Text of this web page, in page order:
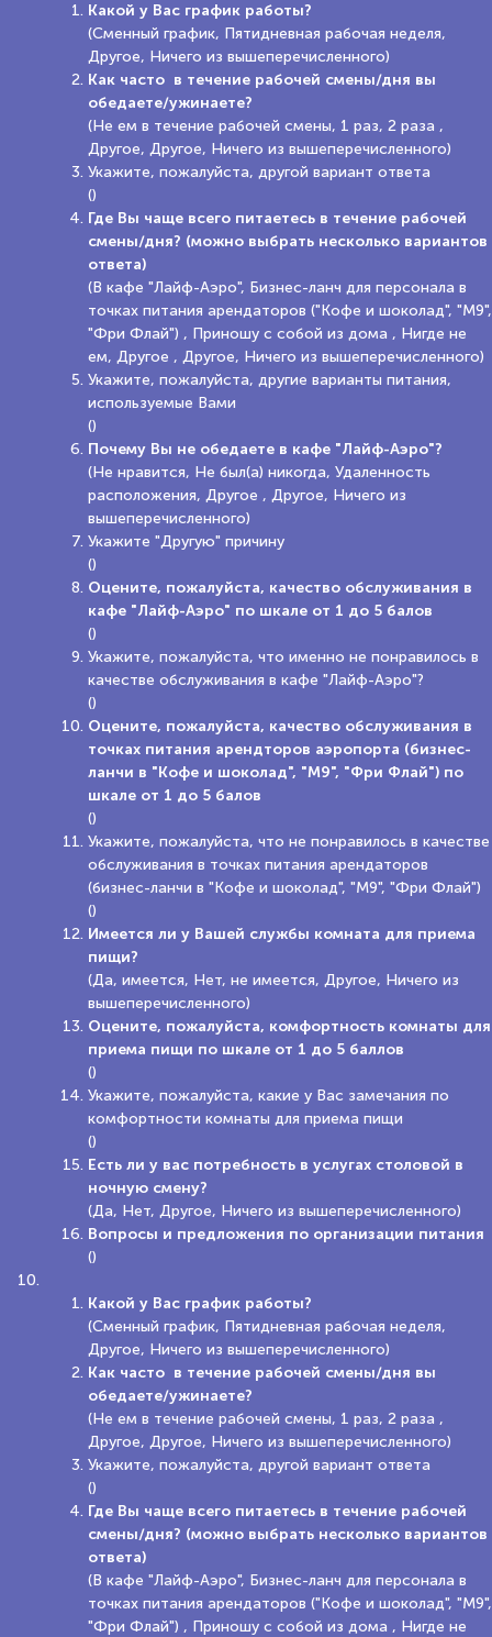
Какой у Вас график работы?
(Сменный график, Пятидневная рабочая неделя,
Другое, Ничего из вышеперечисленного)
Как часто в течение рабочей смены/дня вы
обедаете/ужинаете?
(Не ем в течение рабочей смены, 1 раз, 2 раза ,
Другое, Другое, Ничего из вышеперечисленного)
Укажите, пожалуйста, другой вариант ответа
()
Где Вы чаще всего питаетесь в течение рабочей
смены/дня? (можно выбрать несколько вариантов
ответа)
(В кафе "Лайф-Аэро", Бизнес-ланч для персонала в
точках питания арендаторов ("Кофе и шоколад", "М9",
"Фри Флай") , Приношу с собой из дома , Нигде не
ем, Другое , Другое, Ничего из вышеперечисленного)
Укажите, пожалуйста, другие варианты питания,
используемые Вами
()
Почему Вы не обедаете в кафе "Лайф-Аэро"?
(Не нравится, Не был(а) никогда, Удаленность
расположения, Другое , Другое, Ничего из
вышеперечисленного)
Укажите "Другую" причину
()
Оцените, пожалуйста, качество обслуживания в
кафе "Лайф-Аэро" по шкале от 1 до 5 балов
()
Укажите, пожалуйста, что именно не понравилось в
качестве обслуживания в кафе "Лайф-Аэро"?
()
Оцените, пожалуйста, качество обслуживания в
точках питания арендторов аэропорта (бизнес-
ланчи в "Кофе и шоколад", "М9", "Фри Флай") по
шкале от 1 до 5 балов
()
Укажите, пожалуйста, что не понравилось в качестве
обслуживания в точках питания арендаторов
(бизнес-ланчи в "Кофе и шоколад", "М9", "Фри Флай")
()
Имеется ли у Вашей службы комната для приема
пищи?
(Да, имеется, Нет, не имеется, Другое, Ничего из
вышеперечисленного)
Оцените, пожалуйста, комфортность комнаты для
приема пищи по шкале от 1 до 5 баллов
()
Укажите, пожалуйста, какие у Вас замечания по
комфортности комнаты для приема пищи
()
Есть ли у вас потребность в услугах столовой в
ночную смену?
(Да, Нет, Другое, Ничего из вышеперечисленного)
Вопросы и предложения по организации питания
()
Какой у Вас график работы?
(Сменный график, Пятидневная рабочая неделя,
Другое, Ничего из вышеперечисленного)
Как часто в течение рабочей смены/дня вы
обедаете/ужинаете?
(Не ем в течение рабочей смены, 1 раз, 2 раза ,
Другое, Другое, Ничего из вышеперечисленного)
Укажите, пожалуйста, другой вариант ответа
()
Где Вы чаще всего питаетесь в течение рабочей
смены/дня? (можно выбрать несколько вариантов
ответа)
(В кафе "Лайф-Аэро", Бизнес-ланч для персонала в
точках питания арендаторов ("Кофе и шоколад", "М9",
"Фри Флай") , Приношу с собой из дома , Нигде не